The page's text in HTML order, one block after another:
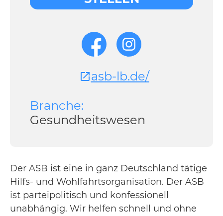
Der ASB ist eine in ganz Deutschland tätige
Hilfs- und Wohlfahrtsorganisation. Der ASB
ist parteipolitisch und konfessionell
unabhängig. Wir helfen schnell und ohne
asb-lb.de/
Branche:
Gesundheitswesen